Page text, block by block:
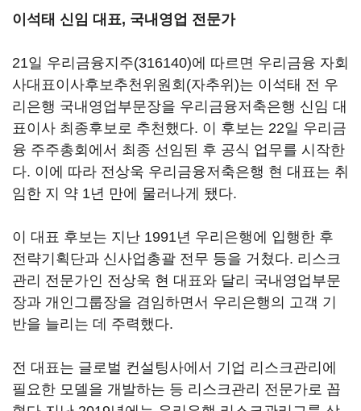
이석태 신임 대표, 국내영업 전문가
21일 우리금융지주(316140)에 따르면 우리금융 자회
사대표이사후보추천위원회(자추위)는 이석태 전 우
리은행 국내영업부문장을 우리금융저축은행 신임 대
표이사 최종후보로 추천했다. 이 후보는 22일 우리금
융 주주총회에서 최종 선임된 후 공식 업무를 시작한
다. 이에 따라 전상욱 우리금융저축은행 현 대표는 취
임한 지 약 1년 만에 물러나게 됐다.
이 대표 후보는 지난 1991년 우리은행에 입행한 후
전략기획단과 신사업총괄 전무 등을 거쳤다. 리스크
관리 전문가인 전상욱 현 대표와 달리 국내영업부문
장과 개인그룹장을 겸임하면서 우리은행의 고객 기
반을 늘리는 데 주력했다.
전 대표는 글로벌 컨설팅사에서 기업 리스크관리에
필요한 모델을 개발하는 등 리스크관리 전문가로 꼽